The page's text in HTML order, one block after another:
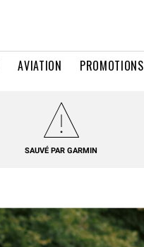
AVIATION PROMOTIONS
SAUVÉ PAR GARMIN